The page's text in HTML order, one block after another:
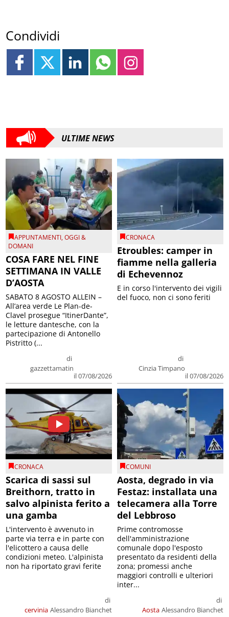
Condividi
ULTIME NEWS
APPUNTAMENTI,OGGI &
DOMANI
COSA FARE NEL FINE
SETTIMANA IN VALLE
D’AOSTA
di
gazzettamatin
il 07/08/2026
SABATO 8 AGOSTO ALLEIN –
All’area verde Le Plan-de-
Clavel prosegue “ItinerDante”,
le letture dantesche, con la
partecipazione di Antonello
Pistritto (...
CRONACA
Etroubles: camper in
fiamme nella galleria
di Echevennoz
di
Cinzia Timpano
il 07/08/2026
E in corso l'intervento dei vigili
del fuoco, non ci sono feriti
CRONACA
Scarica di sassi sul
Breithorn, tratto in
salvo alpinista ferito a
una gamba
cervinia
di
Alessandro Bianchet
L'intervento è avvenuto in
parte via terra e in parte con
l'elicottero a causa delle
condizioni meteo. L'alpinista
non ha riportato gravi ferite
COMUNI
Aosta, degrado in via
Festaz: installata una
telecamera alla Torre
del Lebbroso
Aosta
di
Alessandro Bianchet
Prime contromosse
dell'amministrazione
comunale dopo l'esposto
presentato da residenti della
zona; promessi anche
maggiori controlli e ulteriori
inter...